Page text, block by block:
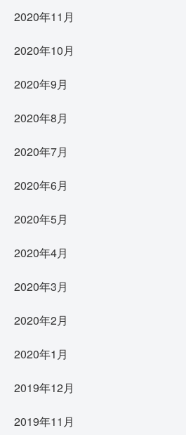
2020年11月
2020年10月
2020年9月
2020年8月
2020年7月
2020年6月
2020年5月
2020年4月
2020年3月
2020年2月
2020年1月
2019年12月
2019年11月